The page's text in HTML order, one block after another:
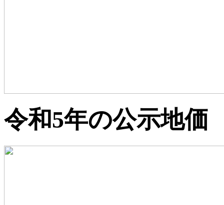
令和5年の公示地価